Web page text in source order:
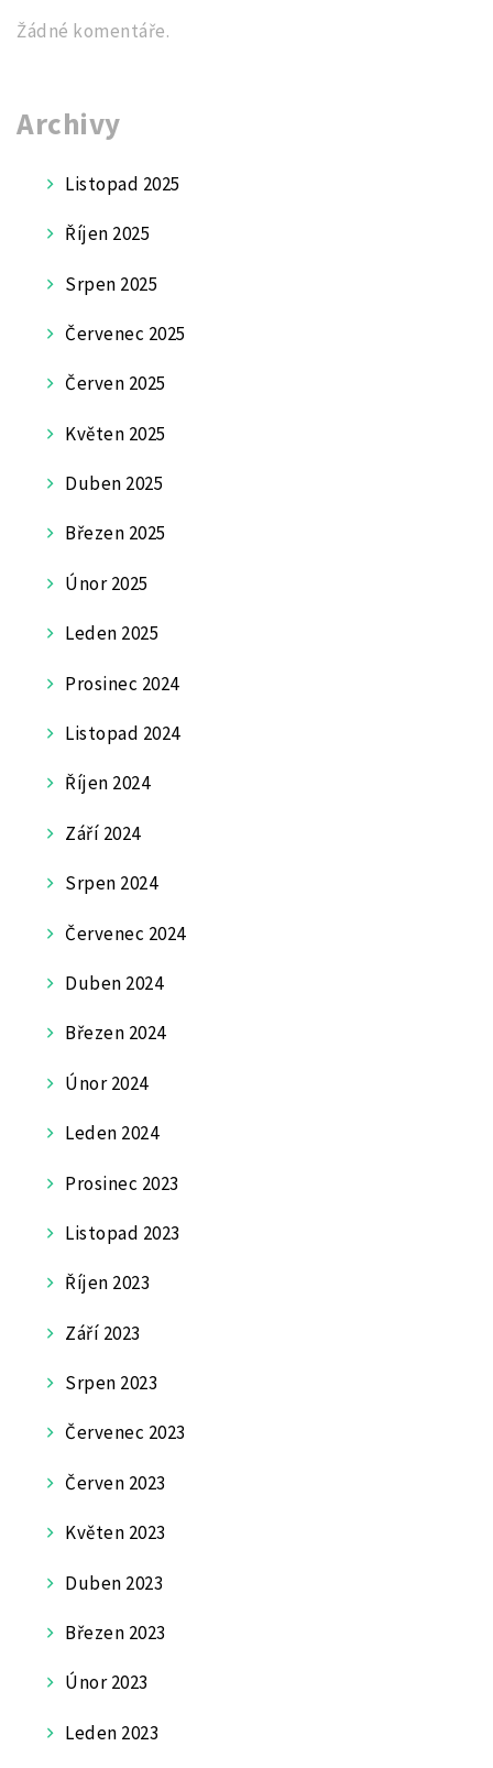
Žádné komentáře.
Archivy
Listopad 2025
Říjen 2025
Srpen 2025
Červenec 2025
Červen 2025
Květen 2025
Duben 2025
Březen 2025
Únor 2025
Leden 2025
Prosinec 2024
Listopad 2024
Říjen 2024
Září 2024
Srpen 2024
Červenec 2024
Duben 2024
Březen 2024
Únor 2024
Leden 2024
Prosinec 2023
Listopad 2023
Říjen 2023
Září 2023
Srpen 2023
Červenec 2023
Červen 2023
Květen 2023
Duben 2023
Březen 2023
Únor 2023
Leden 2023